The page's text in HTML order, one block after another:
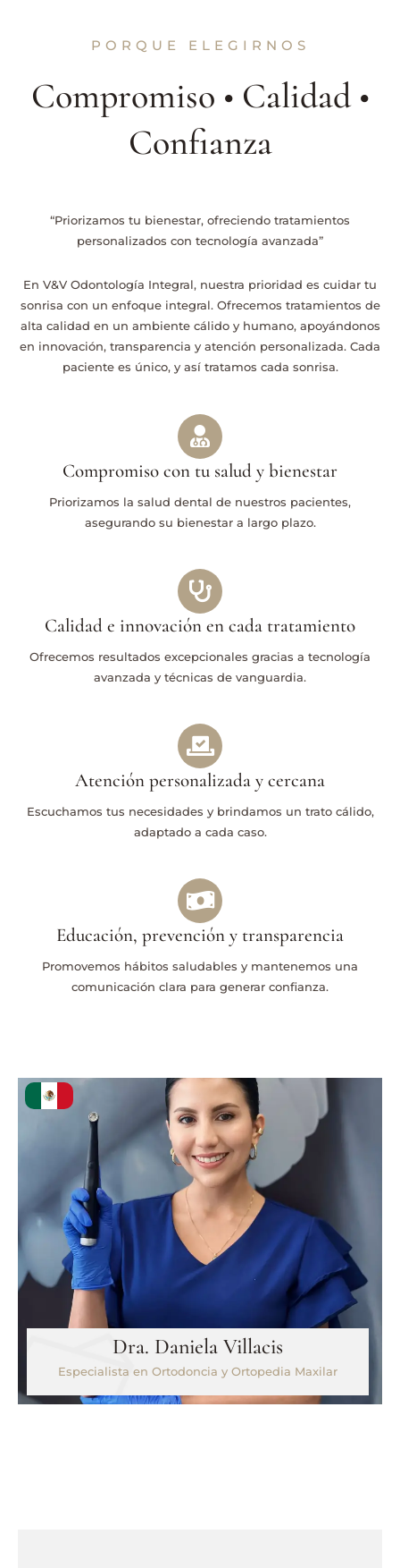
PORQUE ELEGIRNOS
Compromiso • Calidad •
Confianza
“Priorizamos tu bienestar, ofreciendo tratamientos
personalizados con tecnología avanzada”
En V&V Odontología Integral, nuestra prioridad es cuidar tu
sonrisa con un enfoque integral. Ofrecemos tratamientos de
alta calidad en un ambiente cálido y humano, apoyándonos
en innovación, transparencia y atención personalizada. Cada
paciente es único, y así tratamos cada sonrisa.
Compromiso con tu salud y bienestar
Priorizamos la salud dental de nuestros pacientes,
asegurando su bienestar a largo plazo.
Calidad e innovación en cada tratamiento
Ofrecemos resultados excepcionales gracias a tecnología
avanzada y técnicas de vanguardia.
Atención personalizada y cercana
Escuchamos tus necesidades y brindamos un trato cálido,
adaptado a cada caso.
Educación, prevención y transparencia
Promovemos hábitos saludables y mantenemos una
comunicación clara para generar confianza.
Dra. Daniela Villacis
Especialista en Ortodoncia y Ortopedia Maxilar